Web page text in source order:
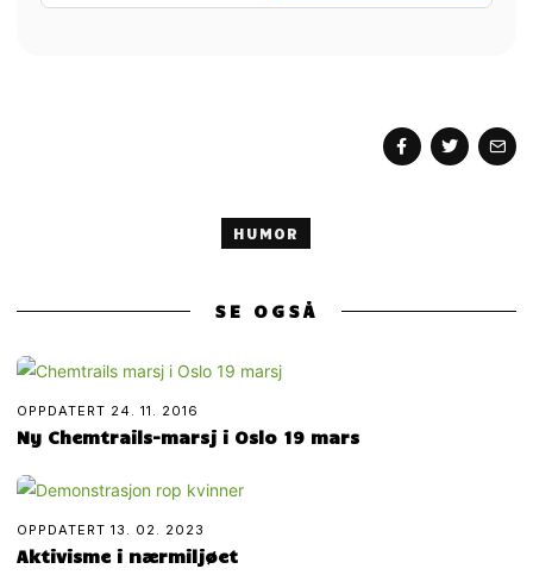
HUMOR
SE OGSÅ
OPPDATERT 24. 11. 2016
Ny Chemtrails-marsj i Oslo 19 mars
OPPDATERT13. 02. 2023
Aktivisme i nærmiljøet